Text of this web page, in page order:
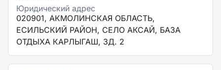
Юридический адрес
020901, АКМОЛИНСКАЯ ОБЛАСТЬ,
ЕСИЛЬСКИЙ РАЙОН, СЕЛО АКСАЙ, БАЗА
ОТДЫХА КАРЛЫГАШ, ЗД. 2